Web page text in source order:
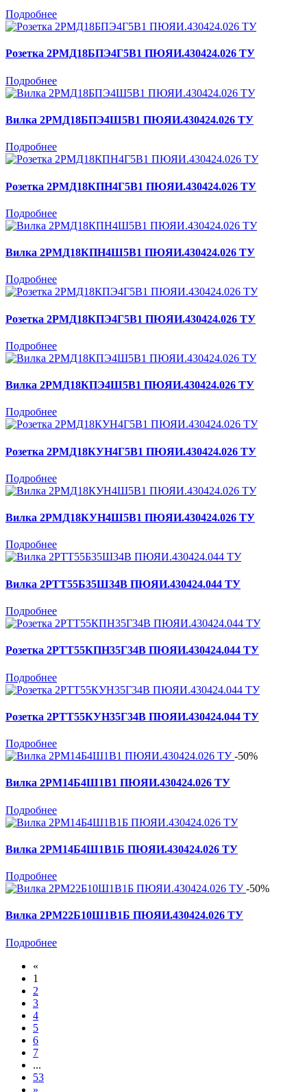
Подробнее
Розетка 2РМД18БПЭ4Г5В1 ПЮЯИ.430424.026 ТУ
Подробнее
Вилка 2РМД18БПЭ4Ш5В1 ПЮЯИ.430424.026 ТУ
Подробнее
Розетка 2РМД18КПН4Г5В1 ПЮЯИ.430424.026 ТУ
Подробнее
Вилка 2РМД18КПН4Ш5В1 ПЮЯИ.430424.026 ТУ
Подробнее
Розетка 2РМД18КПЭ4Г5В1 ПЮЯИ.430424.026 ТУ
Подробнее
Вилка 2РМД18КПЭ4Ш5В1 ПЮЯИ.430424.026 ТУ
Подробнее
Розетка 2РМД18КУН4Г5В1 ПЮЯИ.430424.026 ТУ
Подробнее
Вилка 2РМД18КУН4Ш5В1 ПЮЯИ.430424.026 ТУ
Подробнее
Вилка 2РТТ55Б35Ш34В ПЮЯИ.430424.044 ТУ
Подробнее
Розетка 2РТТ55КПН35Г34В ПЮЯИ.430424.044 ТУ
Подробнее
Розетка 2РТТ55КУН35Г34В ПЮЯИ.430424.044 ТУ
Подробнее
-50%
Вилка 2РМ14Б4Ш1В1 ПЮЯИ.430424.026 ТУ
Подробнее
Вилка 2РМ14Б4Ш1В1Б ПЮЯИ.430424.026 ТУ
Подробнее
-50%
Вилка 2РМ22Б10Ш1В1Б ПЮЯИ.430424.026 ТУ
Подробнее
«
1
2
3
4
5
6
7
...
53
»